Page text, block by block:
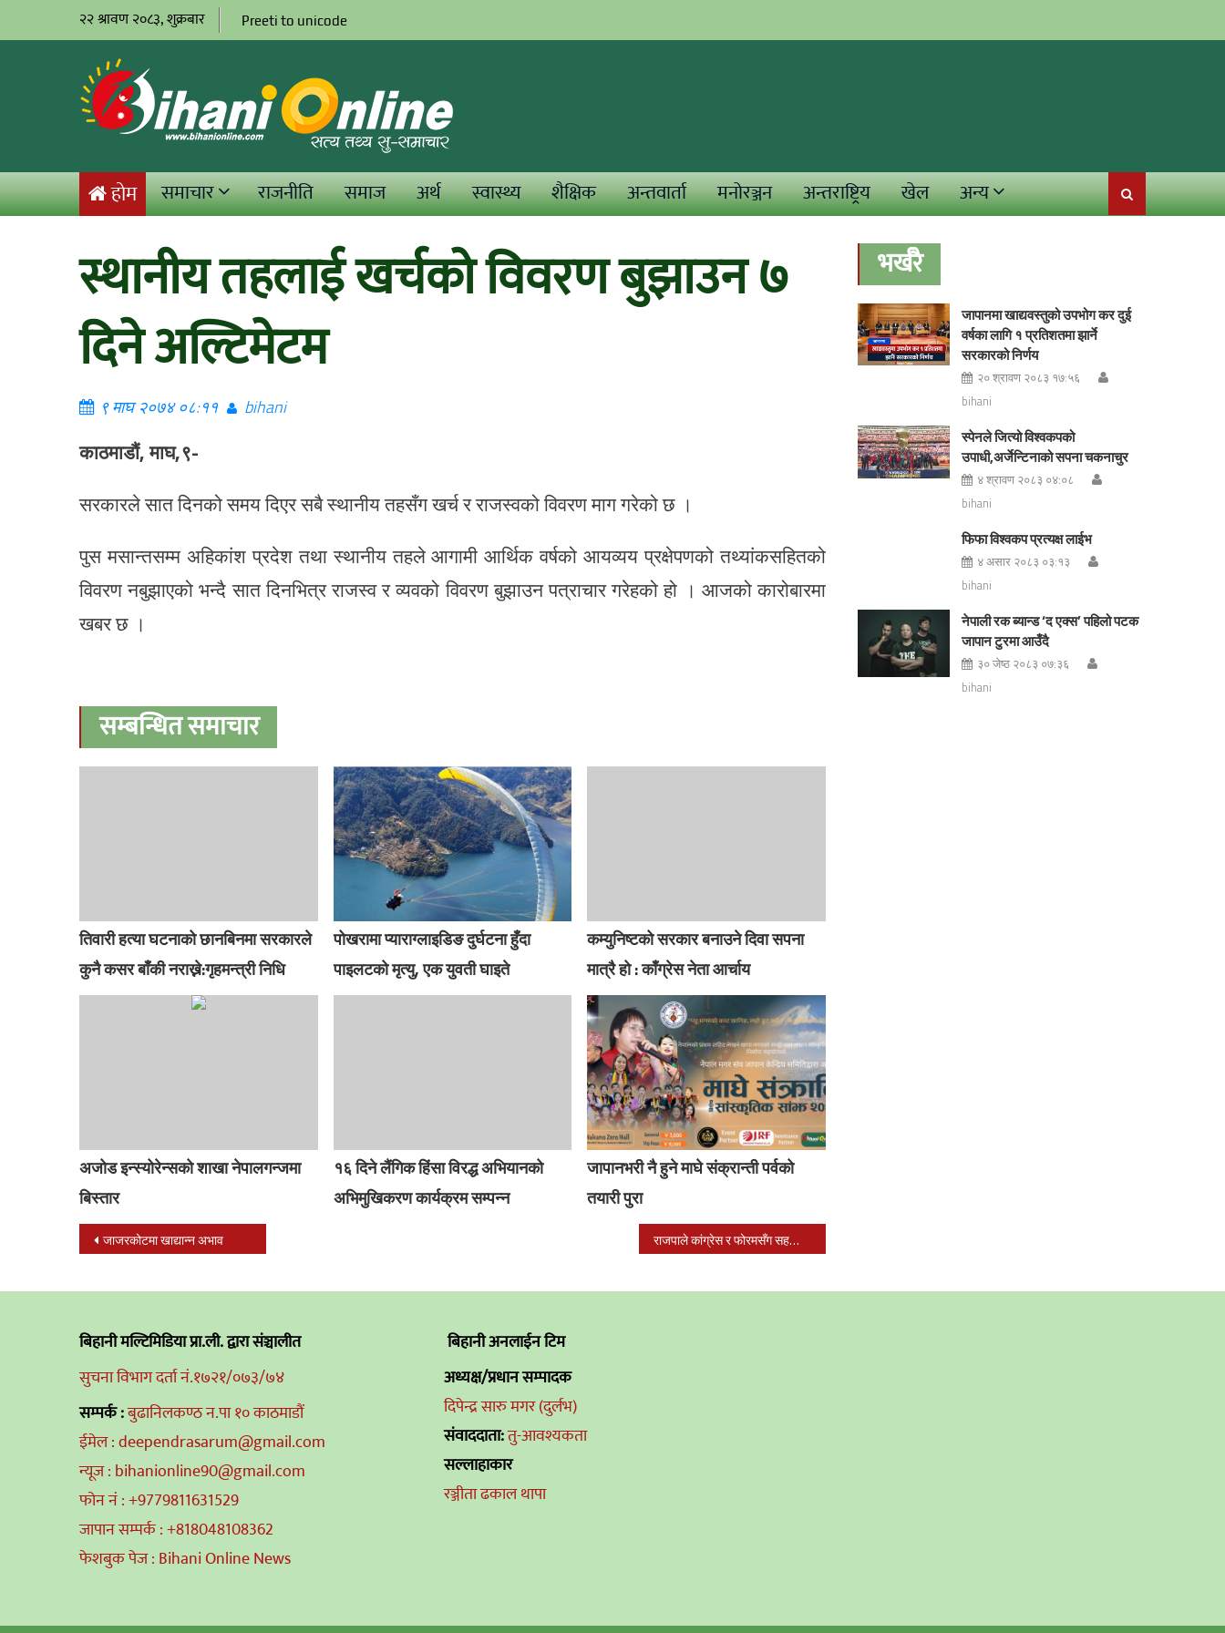
२२ श्रावण २०८३, शुक्रबार Preeti to unicode
होम समाचार राजनीति समाज अर्थ स्वास्थ्य शैक्षिक अन्तवार्ता मनोरञ्जन अन्तराष्ट्रिय खेल अन्य
स्थानीय तहलाई खर्चको विवरण बुझाउन ७
दिने अल्टिमेटम
९ माघ २०७४ ०८:११ bihani
काठमाडौं, माघ,९-
सरकारले सात दिनको समय दिएर सबै स्थानीय तहसँग खर्च र राजस्वको विवरण माग गरेको छ ।
पुस मसान्तसम्म अहिकांश प्रदेश तथा स्थानीय तहले आगामी आर्थिक वर्षको आयव्यय प्रक्षेपणको तथ्यांकसहितको
विवरण नबुझाएको भन्दै सात दिनभित्र राजस्व र व्यवको विवरण बुझाउन पत्राचार गरेहको हो । आजको कारोबारमा
खबर छ ।
सम्बन्धित समाचार
तिवारी हत्या घटनाको छानबिनमा सरकारले
कुनै कसर बाँकी नराख्ने:गृहमन्त्री निधि
पोखरामा प्याराग्लाइडिङ दुर्घटना हुँदा
पाइलटको मृत्यु, एक युवती घाइते
कम्युनिष्टको सरकार बनाउने दिवा सपना
मात्रै हो : काँग्रेस नेता आर्चाय
अजोड इन्स्योरेन्सको शाखा नेपालगन्जमा
बिस्तार
१६ दिने लैंगिक हिंसा विरद्ध अभियानको
अभिमुखिकरण कार्यक्रम सम्पन्न
जापानभरी नै हुने माघे संक्रान्ती पर्वको
तयारी पुरा
Post
जाजरकोटमा खाद्यान्न अभाव राजपाले कांग्रेस र फोरमसँग सहकार्य गर्ने
भर्खरै
जापानमा खाद्यवस्तुको उपभोग कर दुई
वर्षका लागि १ प्रतिशतमा झार्ने
सरकारको निर्णय
२० श्रावण २०८३ १७:५६
bihani
स्पेनले जित्यो विश्वकपको
उपाधी,अर्जेन्टिनाको सपना चकनाचुर
४ श्रावण २०८३ ०४:०८
bihani
फिफा विश्वकप प्रत्यक्ष लाईभ
४ असार २०८३ ०३:१३
bihani
नेपाली रक ब्यान्ड ‘द एक्स’ पहिलो पटक
जापान टुरमा आउँदै
३० जेष्ठ २०८३ ०७:३६
bihani
बिहानी मल्टिमिडिया प्रा.ली. द्वारा संञ्चालीत
सुचना विभाग दर्ता नं.१७२१/०७३/७४
सम्पर्क :बुढानिलकण्ठ न.पा १० काठमाडौं
ईमेल : deependrasarum@gmail.com
न्यूज : bihanionline90@gmail.com
फोन नं : +9779811631529
जापान सम्पर्क : +818048108362
फेशबुक पेज : Bihani Online News
बिहानी अनलाईन टिम
अध्यक्ष/प्रधान सम्पादक
दिपेन्द्र सारु मगर (दुर्लभ)
संवाददाता:तु-आवश्यकता
सल्लाहाकार
रञ्जीता ढकाल थापा